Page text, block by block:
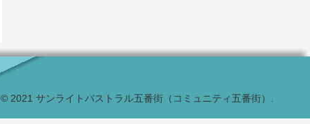
© 2021 サンライトパストラル五番街（コミュニティ五番街）.